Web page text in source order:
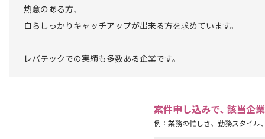
熱意のある方、
自らしっかりキャッチアップが出来る方を求めています。
レバテックでの実績も多数ある企業です。
案件申し込みで､ 該当企
例：業務の忙しさ、勤務スタイル